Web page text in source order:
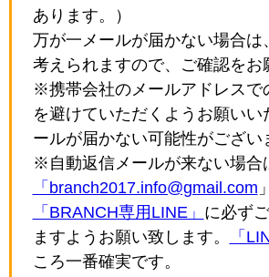
あります。）
万が一メールが届かない場合は
考えられますので、ご確認をお
※携帯会社のメールアドレスで
を避けていただくようお願いい
ールが届かない可能性がござい
※自動返信メールが来ない場合
「branch2017.info@gmail.com
「BRANCH専用LINE」 に必ず
ますようお願い致します。
「
ころ一番確実です。